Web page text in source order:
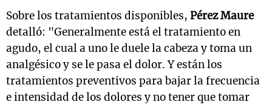
Sobre los tratamientos disponibles, Pérez Maure
detalló: "Generalmente está el tratamiento en
agudo, el cual a uno le duele la cabeza y toma un
analgésico y se le pasa el dolor. Y están los
tratamientos preventivos para bajar la frecuencia
e intensidad de los dolores y no tener que tomar